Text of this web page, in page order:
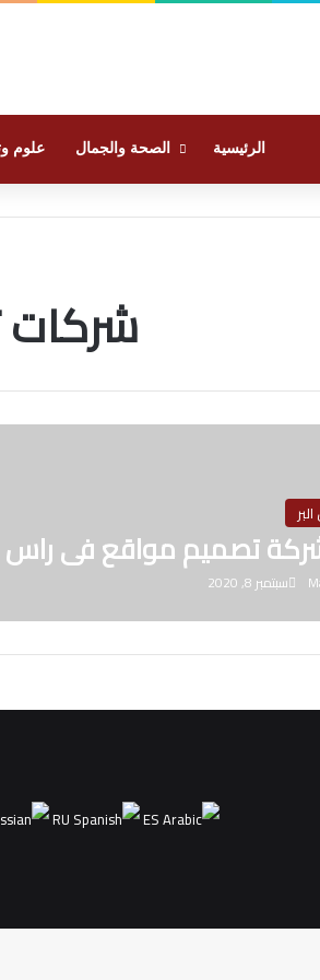
الرئيسية الصحة والجمال علوم
شركات
تصميم مواقع فى راس
سبتمبر 8, 2020
RU
ES